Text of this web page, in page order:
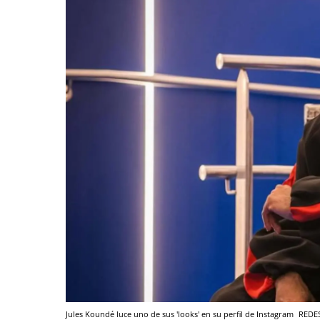
Jules Koundé luce uno de sus 'looks' en su perfil de Instagram